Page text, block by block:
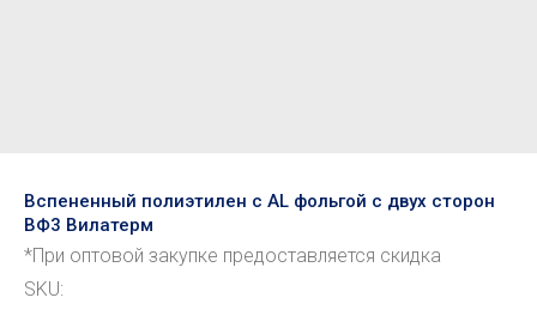
Вспененный полиэтилен с AL фольгой с двух сторон
ВФ3 Вилатерм
*При оптовой закупке предоставляется скидка
SKU: